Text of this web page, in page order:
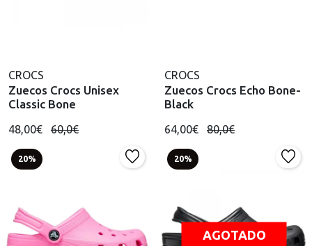
CROCS
Zuecos Crocs Unisex
Classic Bone
48,00€ 60,0€
CROCS
Zuecos Crocs Echo Bone-
Black
64,00€ 80,0€
20% 20%
AGOTADO